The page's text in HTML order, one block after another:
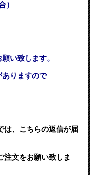
）
い致します。
ありますので
、こちらの返信が届
注文をお願い致しま